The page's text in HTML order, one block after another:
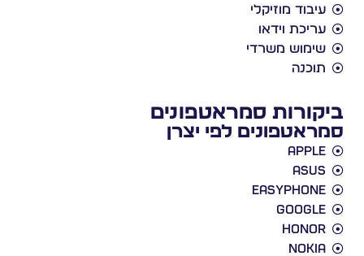
עיבוד מוזיקלי
עריכת וידאו
שימוש משרדי
תוכנה
ביקורות סמראטפונים
סמראטפונים לפי יצרן
Apple
Asus
EasyPhone
Google
Honor
Nokia